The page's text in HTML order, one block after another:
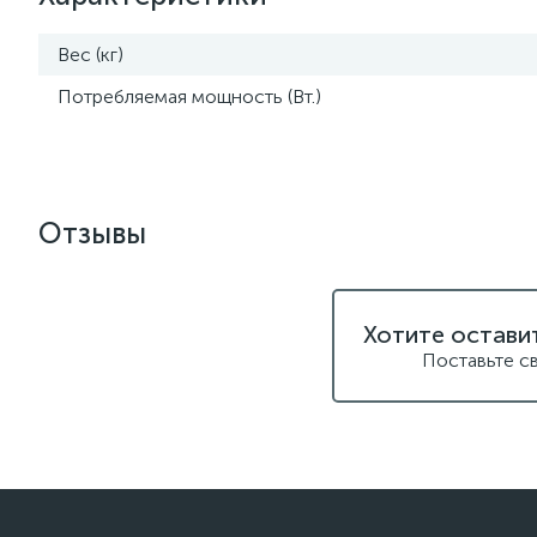
Вес (кг)
Потребляемая мощность (Вт.)
Отзывы
Хотите
Поставьте